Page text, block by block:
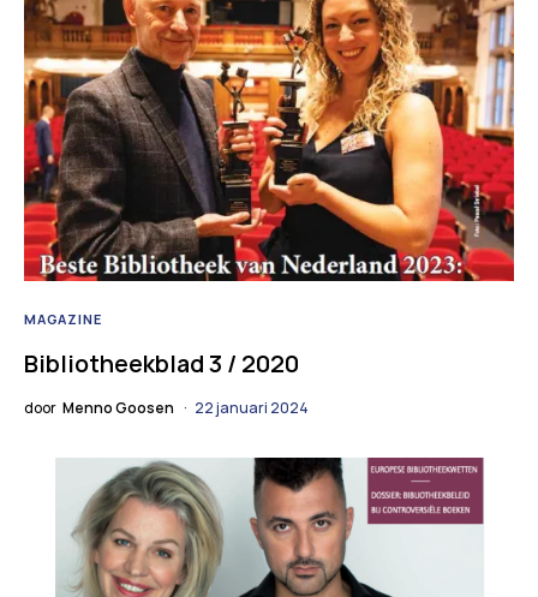
MAGAZINE
Bibliotheekblad 3 / 2020
door Menno Goosen 22 januari 2024